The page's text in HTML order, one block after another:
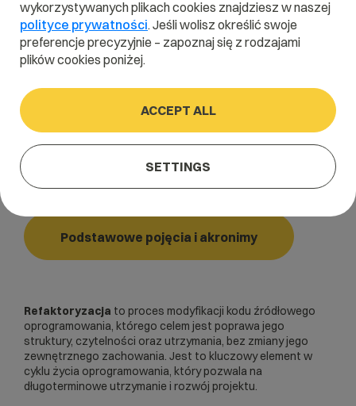
S
T U V W X Y Z
Home
Refaktoryzacja
Refaktoryzacja
Podstawowe pojęcia i akronimy
Refaktoryzacja to proces modyfikacji kodu źródłowego
oprogramowania, którego celem jest poprawa jego
struktury, czytelności oraz utrzymania, bez zmiany jego
zewnętrznego zachowania. Jest to kluczowy element w
cyklu życia oprogramowania, który pozwala na
długoterminowe utrzymanie i rozwój projektu.
wykorzystywanych plikach cookies znajdziesz w naszej
polityce prywatności. Jeśli wolisz określić swoje
preferencje precyzyjnie – zapoznaj się z rodzajami
plików cookies poniżej.
ACCEPT ALL
SETTINGS